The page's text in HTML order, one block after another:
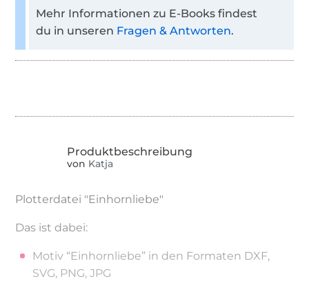
Mehr Informationen zu E-Books findest
du in unseren Fragen & Antworten.
von Katja
Plotterdatei "Einhornliebe"
Das ist dabei:
Motiv “Einhornliebe” in den Formaten DXF,
SVG, PNG, JPG